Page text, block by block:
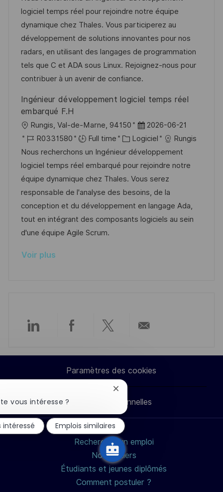
e
l
i
s
a
t
i
n
e
d
’
a
f
f
c
g
é
r
e
n
c
e
u
s
t
é
g
o
r
i
logiciel temps réel pour rejoindre notre équipe
dynamique chez Thales. Vous participerez au
développement de solutions innovantes pour nos
radars, en utilisant des langages de programmation
tels que C et ADA sous Linux. Rejoignez-nous pour
contribuer à un avenir de confiance.
Ingénieur développement logiciel temps réel
embarqué F.H
o
c
a
l
i
s
a
t
o
Rungis, Val-de-Marne, 94150
D
a
t
e
d
’
a
f
2026-06-21
R
é
f
é
r
e
n
c
d
t
R0331580 Full time
C
a
t
é
g
o
r
Logiciel
Rungis
Nous recherchons un Ingénieur développement
logiciel temps réel embarqué pour rejoindre notre
équipe dynamique chez Thales. Vous serez
responsable de l'analyse des besoins, de la
conception et du développement en langage Ada,
tout en intégrant des composants logiciels au sein
d'une équipe Agile Scrum.
Voir plus
Partager
via
LinkedIn
Partager
via
Facebook
Partager
via
twitter
par
e-
mail
Paramètres des cookies
Données personnelles
Rechercher un emploi
Nos métiers
Étudiants et jeunes diplômés
Comment postuler ?
vous intéresse ?
Fermer
notification
du
chatbot
intéressé Emplois similaires